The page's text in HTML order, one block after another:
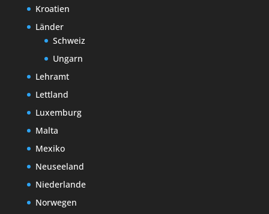
Kroatien
Länder
Schweiz
Ungarn
Lehramt
Lettland
Luxemburg
Malta
Mexiko
Neuseeland
Niederlande
Norwegen